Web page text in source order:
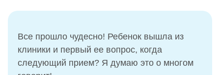
Все прошло чудесно! Ребенок вышла из
клиники и первый ее вопрос, когда
следующий прием? Я думаю это о многом